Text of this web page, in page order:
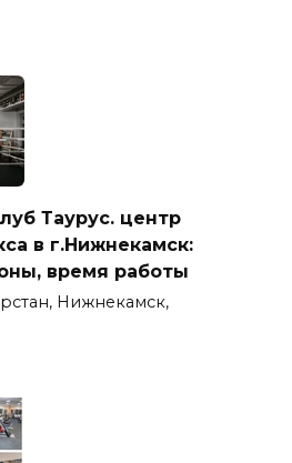
Таурус. центр
в г.Нижнекамск:
время работы
Нижнекамск,